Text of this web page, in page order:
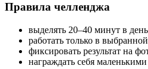
Правила челленджа
выделять 20–40 минут в
работать только в
фиксировать результат на
награждать себя